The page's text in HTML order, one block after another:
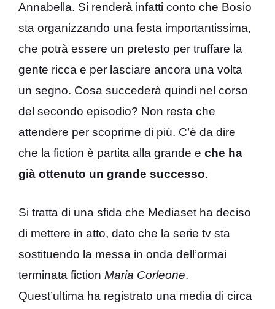
Annabella. Si renderà infatti conto che Bosio
sta organizzando una festa importantissima,
che potrà essere un pretesto per truffare la
gente ricca e per lasciare ancora una volta
un segno. Cosa succederà quindi nel corso
del secondo episodio? Non resta che
attendere per scoprirne di più. C’è da dire
che la fiction è partita alla grande e che ha
già ottenuto un grande successo.
Si tratta di una sfida che Mediaset ha deciso
di mettere in atto, dato che la serie tv sta
sostituendo la messa in onda dell’ormai
terminata fiction Maria Corleone.
Quest’ultima ha registrato una media di circa